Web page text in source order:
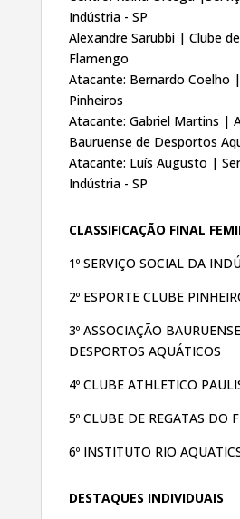
Indústria - SP
Alexandre Sarubbi | Clube
Flamengo
Atacante: Bernardo Coelho
Pinheiros
Atacante: Gabriel Martins |
Bauruense de Desportos
Atacante: Luís Augusto |
Indústria - SP
CLASSIFICAÇÃO FINAL
1º SERVIÇO SOCIAL DA
2º ESPORTE CLUBE
3º ASSOCIAÇÃO
DESPORTOS AQUÁTICOS
4º CLUBE ATHLETICO
5º CLUBE DE REGATAS DO
6º INSTITUTO RIO
DESTAQUES INDIVIDUAIS